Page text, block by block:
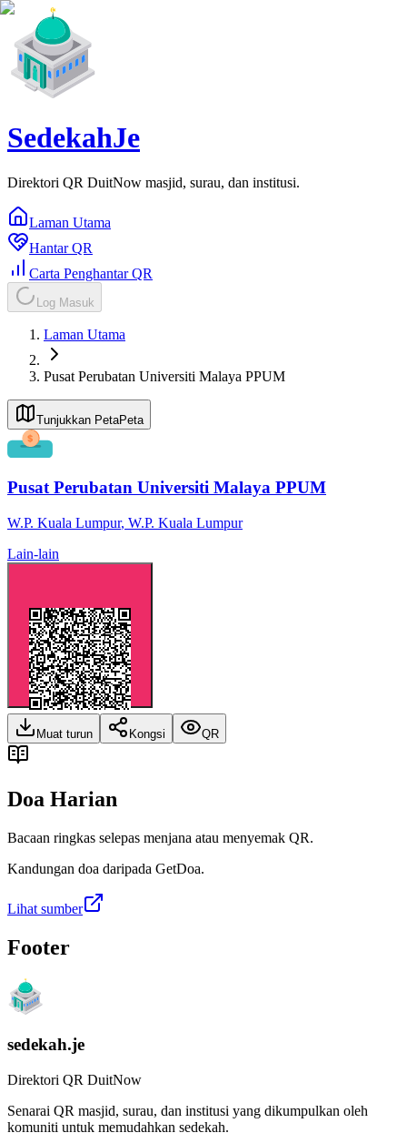
SedekahJe
Direktori QR DuitNow masjid, surau, dan institusi.
Laman Utama
Hantar QR
Carta Penghantar QR
Log Masuk
Laman Utama
Pusat Perubatan Universiti Malaya PPUM
Tunjukkan PetaPeta
Pusat Perubatan Universiti Malaya PPUM
W.P. Kuala Lumpur, W.P. Kuala Lumpur
Lain-lain
Muat turun Kongsi QR
Doa Harian
Bacaan ringkas selepas menjana atau menyemak QR.
Kandungan doa daripada GetDoa.
Lihat sumber
Footer
sedekah.je
Direktori QR DuitNow
Senarai QR masjid, surau, dan institusi yang dikumpulkan oleh
komuniti untuk memudahkan sedekah.